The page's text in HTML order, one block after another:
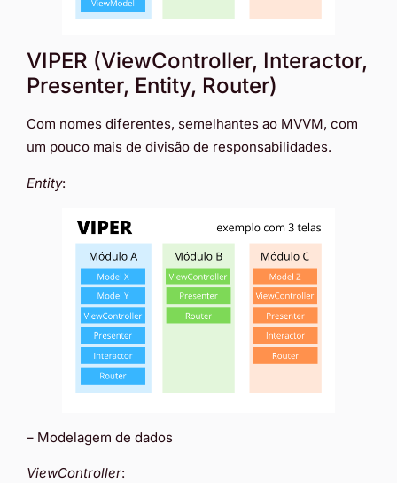
VIPER (ViewController, Interactor,
Presenter, Entity, Router)
Com nomes diferentes, semelhantes ao MVVM, com
um pouco mais de divisão de responsabilidades.
Entity:
– Modelagem de dados
ViewController: